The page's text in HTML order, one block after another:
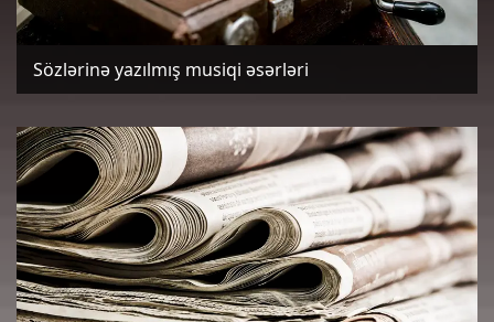
Sözlərinə yazılmış musiqi əsərləri